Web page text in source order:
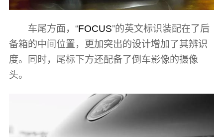
车尾方面，“FOCUS”的英文标识装配在了后
备箱的中间位置，更加突出的设计增加了其辨识
度。同时，尾标下方还配备了倒车影像的摄像
头。